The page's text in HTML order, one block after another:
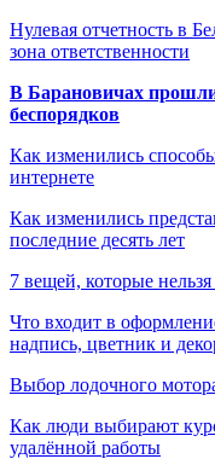
Нулевая отчетность в
зона ответственности
В Барановичах
беспорядков
Как изменились
интернете
Как изменились
последние десять лет
7 вещей, которые
Что входит в
надпись, цветник и
Выбор лодочного
Как люди выбирают
удалённой работы